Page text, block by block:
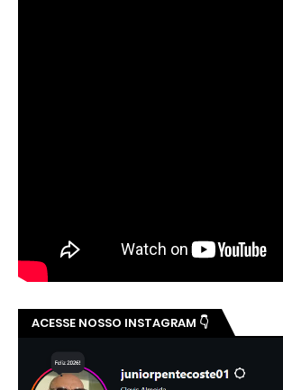
ACESSE NOSSO INSTAGRAM 👇